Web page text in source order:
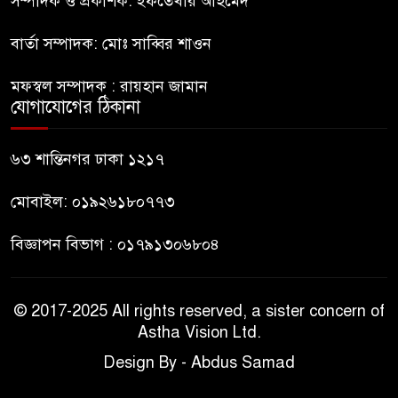
ভারত থেকে আসছে ২ দশমিক ৩
বার্তা সম্পাদক: মোঃ সাব্বির শাওন
মফস্বল সম্পাদক : রায়হান জামান
যোগাযোগের ঠিকানা
৬৩ শান্তিনগর ঢাকা ১২১৭
মোবাইল: ০১৯২৬১৮০৭৭৩
বিজ্ঞাপন বিভাগ : ০১৭৯১৩০৬৮০৪
© 2017-2025 All rights reserved, a sister concern of
Astha Vision Ltd.
Design By - Abdus Samad